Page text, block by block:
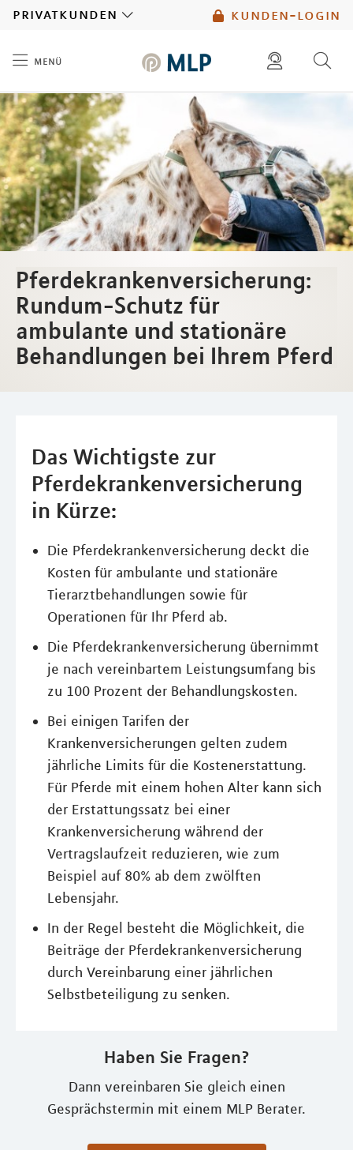
kunden-login
privatkunden
menü
diese website durchsuchen
mlp berater finden
Inhalt
Pferdekrankenversicherung:
Rundum-Schutz für
ambulante und stationäre
Behandlungen bei Ihrem Pferd
Das Wichtigste zur
Pferdekrankenversicherung
in Kürze:
Die Pferdekrankenversicherung deckt die
Kosten für ambulante und stationäre
Tierarztbehandlungen sowie für
Operationen für Ihr Pferd ab.
Die Pferdekrankenversicherung übernimmt
je nach vereinbartem Leistungsumfang bis
zu 100 Prozent der Behandlungskosten.
Bei einigen Tarifen der
Krankenversicherungen gelten zudem
jährliche Limits für die Kostenerstattung.
Für Pferde mit einem hohen Alter kann sich
der Erstattungssatz bei einer
Krankenversicherung während der
Vertragslaufzeit reduzieren, wie zum
Beispiel auf 80% ab dem zwölften
Lebensjahr.
In der Regel besteht die Möglichkeit, die
Beiträge der Pferdekrankenversicherung
durch Vereinbarung einer jährlichen
Selbstbeteiligung zu senken.
Haben Sie Fragen?
Dann vereinbaren Sie gleich einen
Gesprächstermin mit einem MLP Berater.